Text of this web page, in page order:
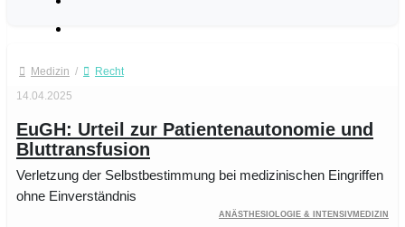
Medizin /
Recht
14.04.2025
EuGH: Urteil zur Patientenautonomie und
Bluttransfusion
Verletzung der Selbstbestimmung bei medizinischen Eingriffen
ohne Einverständnis
Anästhesiologie & Intensivmedizin